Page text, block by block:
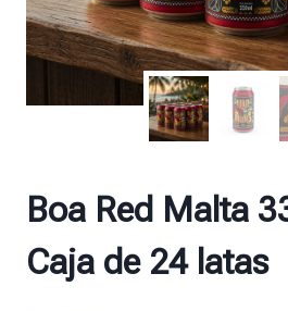
Boa Red Malta
Caja de 24 latas